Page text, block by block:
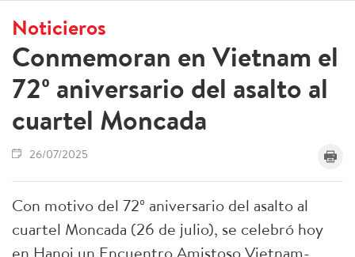
Noticieros
Conmemoran en Vietnam el
72º aniversario del asalto al
cuartel Moncada
26/07/2025
Con motivo del 72º aniversario del asalto al
cuartel Moncada (26 de julio), se celebró hoy
en Hanoi un Encuentro Amistoso Vietnam-